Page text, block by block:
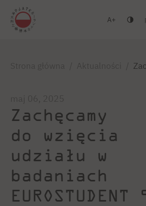
A
Zachęcamy
do wzięcia
udziału w
badaniach
EUROSTUDENT